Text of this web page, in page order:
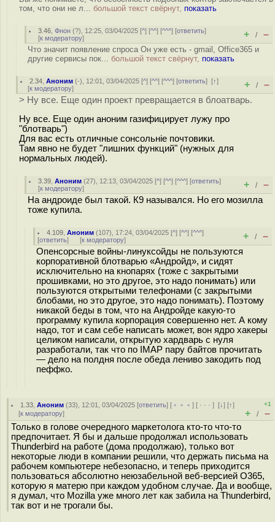
том, что они не л... большой текст свёрнут, показать
3.46 ,Фнон (?), 12:25, 03/04/2025 [^] [^^] [^^^] [ответить]
[к модератору] + / –
Что значит появление спроса Он уже есть - gmail, Office365 и
другие сервисы пок... большой текст свёрнут, показать
2.34 ,Аноним (-), 12:01, 03/04/2025 [^] [^^] [^^^] [ответить][↑]
[к модератору] + / –
> Ну все. Еще один проект превращается в блоатварь.
Ну все. Еще один аноним газифицирует лужу про
"блотварь")
Для вас есть отличные сонсольніе почтовики.
Там явно не будет "лишних функций" (нужных для
нормальных людей).
3.39 ,Аноним (27), 12:13, 03/04/2025 [^] [^^] [^^^] [ответить]
[к модератору] + / –
На андроиде был такой. К9 назывался. Но его мозилла
тоже купила.
4.109 ,Аноним (107), 17:24, 03/04/2025 [^] [^^] [^^^]
[ответить] [к модератору] + / –
Опенсорсные войны-линуксойды не пользуются
корпоративной блотварью «Андройд», и сидят
исключительно на кнопарях (тоже с закрытыми
прошивками, но это другое, это надо понимать) или
пользуются открытыми телефонами (с закрытыми
блобами, но это другое, это надо понимать). Поэтому
никакой беды в том, что на Андройде какую-то
программу купила корпорация совершенно нет. А кому
надо, тот и сам себе написать может, вон ядро хакеры
целиком написали, открытую хардварь с нуля
разработали, так что по IMAP пару байтов прочитать
— дело на полдня после обеда лениво закодить под
пеффко.
1.33 ,Аноним (33), 12:01, 03/04/2025 [ответить] [ ﹢﹢﹢] [ · · ·][↓] [↑]
[к модератору]
+1
+ / –
Только в голове очередного маркетолога кто-то что-то
предпочитает. Я бы и дальше продолжал использовать
Thunderbird на работе (дома продолжаю), только вот
некоторые люди в компании решили, что держать письма на
рабочем компьютере небезопасно, и теперь приходится
пользоваться абсолютно неюзабельной веб-версией O365,
которую я матерю при каждом удобном случае. Да и вообще,
я думал, что Mozilla уже много лет как забила на Thunderbird,
так вот и не трогали бы.